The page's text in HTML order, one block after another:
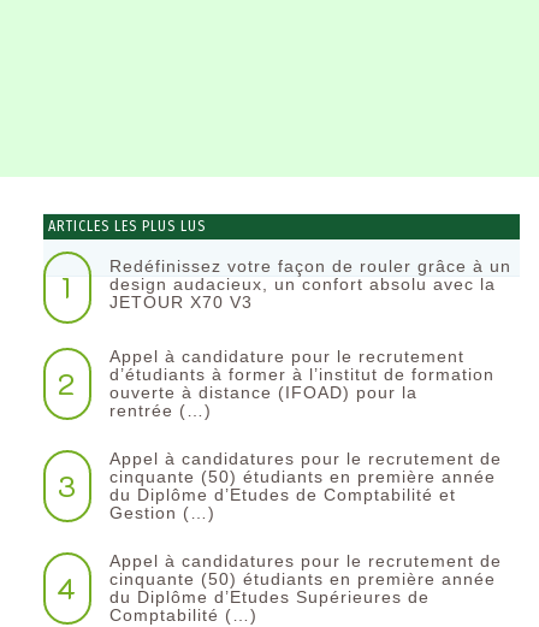
ARTICLES LES PLUS LUS
1
Redéfinissez votre façon de rouler grâce à un
design audacieux, un confort absolu avec la
JETOUR X70 V3
2
Appel à candidature pour le recrutement
d’étudiants à former à l’institut de formation
ouverte à distance (IFOAD) pour la
rentrée (…)
3
Appel à candidatures pour le recrutement de
cinquante (50) étudiants en première année
du Diplôme d’Etudes de Comptabilité et
Gestion (…)
4
Appel à candidatures pour le recrutement de
cinquante (50) étudiants en première année
du Diplôme d’Etudes Supérieures de
Comptabilité (…)